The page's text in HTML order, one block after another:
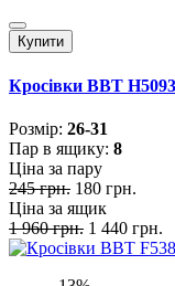
Купити
Кросівки BBT
Розмiр: 26-31
Пар в ящику: 8
Ціна за пару
245 грн. 180 грн.
Ціна за ящик
1 960 грн. 1 440 грн.